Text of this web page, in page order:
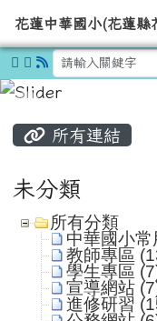
花蓮中華國
導覽列
花蓮中華國小(花蓮縣
所有連結
未分類
所有分類
中華國小
教師專區
學生專區
宣導網站
進修研習